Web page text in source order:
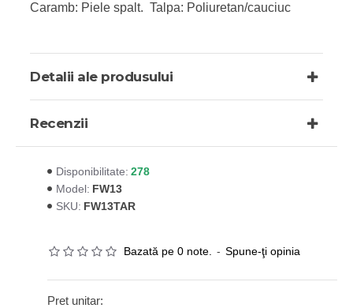
Caramb: Piele spalt. Talpa: Poliuretan/cauciuc
Detalii ale produsului
Recenzii
Disponibilitate: 278
Model: FW13
SKU: FW13TAR
Bazată pe 0 note. - Spune-ţi opinia
Pret unitar: